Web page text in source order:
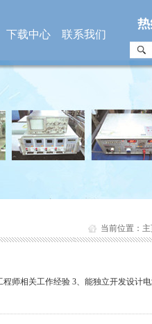
下载中心 联系我们
当前位置：
师相关工作经验 3、能独立开发设计